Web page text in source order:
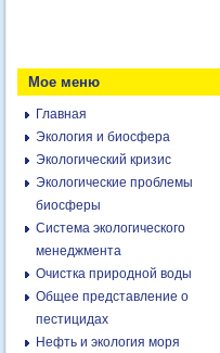
Мое меню
Главная
Экология и биосфера
Экологический кризис
Экологические проблемы
биосферы
Система экологического
менеджмента
Очистка природной воды
Общее представление о
пестицидах
Нефть и экология моря